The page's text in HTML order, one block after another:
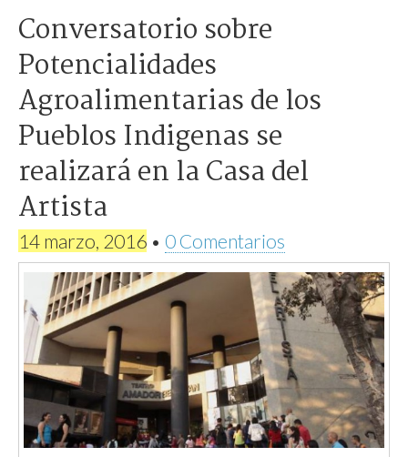
Conversatorio sobre
Potencialidades
Agroalimentarias de los
Pueblos Indigenas se
realizará en la Casa del
Artista
14 marzo, 2016 • 0 Comentarios